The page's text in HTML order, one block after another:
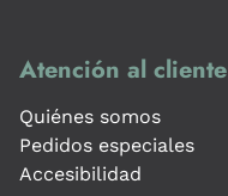
Atención al cliente
Quiénes somos
Pedidos especiales
Accesibilidad